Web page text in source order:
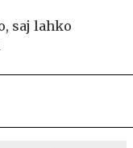
saj lahko